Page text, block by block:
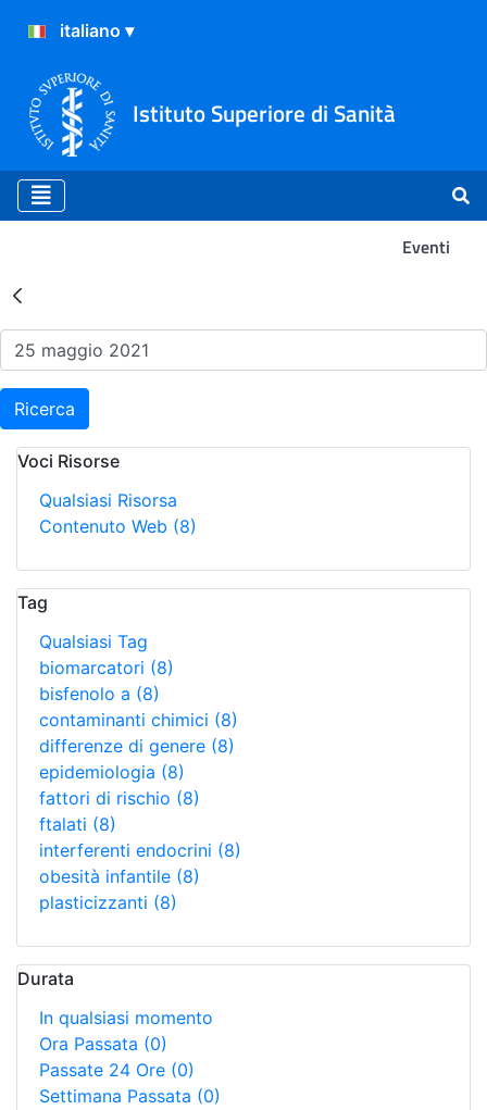
Istituto Superiore di Sanità
Eventi
Risultati della Ricerca -
Ricerca
Voci Risorse
Qualsiasi Risorsa
Contenuto Web (8)
Tag
Qualsiasi Tag
biomarcatori (8)
bisfenolo a (8)
contaminanti chimici (8)
differenze di genere (8)
epidemiologia (8)
fattori di rischio (8)
ftalati (8)
interferenti endocrini (8)
obesità infantile (8)
plasticizzanti (8)
Durata
In qualsiasi momento
Ora Passata (0)
Passate 24 Ore (0)
Settimana Passata (0)